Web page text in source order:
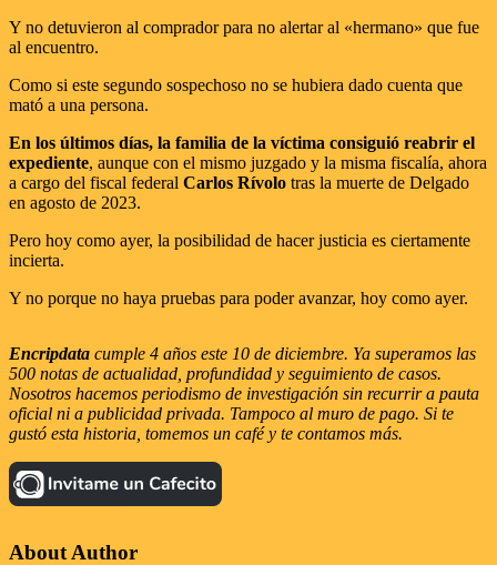
Y no detuvieron al comprador para no alertar al «hermano» que fue
al encuentro.
Como si este segundo sospechoso no se hubiera dado cuenta que
mató a una persona.
En los últimos días, la familia de la víctima consiguió reabrir el
expediente, aunque con el mismo juzgado y la misma fiscalía, ahora
a cargo del fiscal federal Carlos Rívolo tras la muerte de Delgado
en agosto de 2023.
Pero hoy como ayer, la posibilidad de hacer justicia es ciertamente
incierta.
Y no porque no haya pruebas para poder avanzar, hoy como ayer.
Encripdata cumple 4 años este 10 de diciembre. Ya superamos las
500 notas de actualidad, profundidad y seguimiento de casos.
Nosotros hacemos periodismo de investigación sin recurrir a pauta
oficial ni a publicidad privada. Tampoco al muro de pago. Si te
gustó esta historia, tomemos un café y te contamos más.
About Author